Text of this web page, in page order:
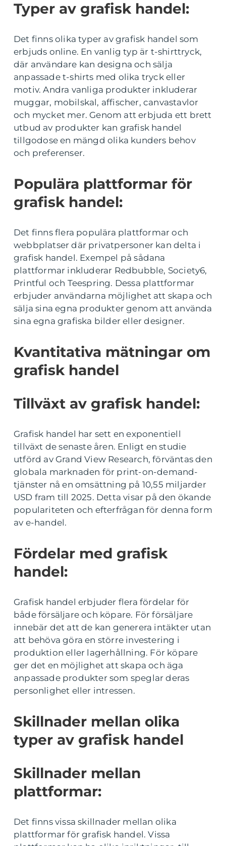
Typer av grafisk handel:
Det finns olika typer av grafisk handel som
erbjuds online. En vanlig typ är t-shirttryck,
där användare kan designa och sälja
anpassade t-shirts med olika tryck eller
motiv. Andra vanliga produkter inkluderar
muggar, mobilskal, affischer, canvastavlor
och mycket mer. Genom att erbjuda ett brett
utbud av produkter kan grafisk handel
tillgodose en mängd olika kunders behov
och preferenser.
Populära plattformar för
grafisk handel:
Det finns flera populära plattformar och
webbplatser där privatpersoner kan delta i
grafisk handel. Exempel på sådana
plattformar inkluderar Redbubble, Society6,
Printful och Teespring. Dessa plattformar
erbjuder användarna möjlighet att skapa och
sälja sina egna produkter genom att använda
sina egna grafiska bilder eller designer.
Kvantitativa mätningar om
grafisk handel
Tillväxt av grafisk handel:
Grafisk handel har sett en exponentiell
tillväxt de senaste åren. Enligt en studie
utförd av Grand View Research, förväntas den
globala marknaden för print-on-demand-
tjänster nå en omsättning på 10,55 miljarder
USD fram till 2025. Detta visar på den ökande
populariteten och efterfrågan för denna form
av e-handel.
Fördelar med grafisk
handel:
Grafisk handel erbjuder flera fördelar för
både försäljare och köpare. För försäljare
innebär det att de kan generera intäkter utan
att behöva göra en större investering i
produktion eller lagerhållning. För köpare
ger det en möjlighet att skapa och äga
anpassade produkter som speglar deras
personlighet eller intressen.
Skillnader mellan olika
typer av grafisk handel
Skillnader mellan
plattformar:
Det finns vissa skillnader mellan olika
plattformar för grafisk handel. Vissa